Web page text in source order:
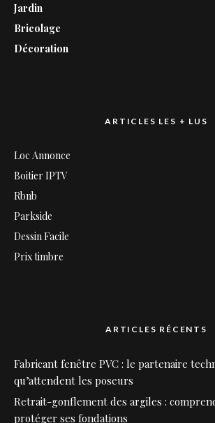
Jardin
Bricolage
Décoration
ARTICLES LES + LUS
Loc Annonce
Boitier IPTV
Rbnb
Parkside
Dessin Facile
Prix timbre
ARTICLES RÉCENTS
Fabricant fenêtre PVC : le partenaire
qu’attendent les poseurs
Retrait-gonflement des argiles :
protéger ses fondations